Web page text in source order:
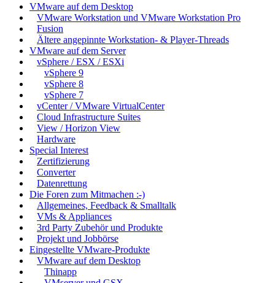
VMware auf dem Desktop
VMware Workstation und VMware Workstation Pro
Fusion
Ältere angepinnte Workstation- & Player-Threads
VMware auf dem Server
vSphere / ESX / ESXi
vSphere 9
vSphere 8
vSphere 7
vCenter / VMware VirtualCenter
Cloud Infrastructure Suites
View / Horizon View
Hardware
Special Interest
Zertifizierung
Converter
Datenrettung
Die Foren zum Mitmachen :-)
Allgemeines, Feedback & Smalltalk
VMs & Appliances
3rd Party Zubehör und Produkte
Projekt und Jobbörse
Eingestellte VMware-Produkte
VMware auf dem Desktop
Thinapp